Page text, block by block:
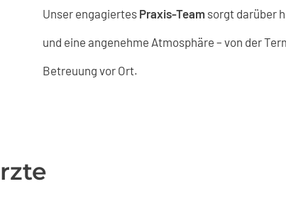
Unser engagiertes Praxis-Teamsorgt darüber
und eine angenehme Atmosphäre – von der
Betreuung vor Ort.